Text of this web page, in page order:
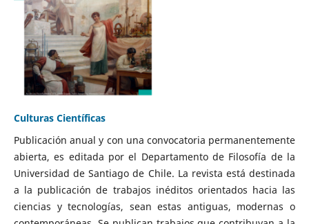
Culturas Científicas
Publicación anual y con una convocatoria permanentemente
abierta, es editada por el Departamento de Filosofía de la
Universidad de Santiago de Chile. La revista está destinada
a la publicación de trabajos inéditos orientados hacia las
ciencias y tecnologías, sean estas antiguas, modernas o